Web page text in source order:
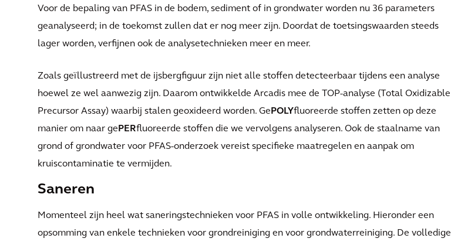
Voor de bepaling van PFAS in de bodem, sediment of in grondwater worden nu 36 parameters
geanalyseerd; in de toekomst zullen dat er nog meer zijn. Doordat de toetsingswaarden steeds
lager worden, verfijnen ook de analysetechnieken meer en meer.
Zoals geïllustreerd met de ijsbergfiguur zijn niet alle stoffen detecteerbaar tijdens een analyse
hoewel ze wel aanwezig zijn. Daarom ontwikkelde Arcadis mee de TOP-analyse (Total Oxidizable
Precursor Assay) waarbij stalen geoxideerd worden. Ge POLYfluoreerde stoffen zetten op deze
manier om naar ge PERfluoreerde stoffen die we vervolgens analyseren. Ook de staalname van
grond of grondwater voor PFAS-onderzoek vereist specifieke maatregelen en aanpak om
kruiscontaminatie te vermijden.
Saneren
Momenteel zijn heel wat saneringstechnieken voor PFAS in volle ontwikkeling. Hieronder een
opsomming van enkele technieken voor grondreiniging en voor grondwaterreiniging. De volledige